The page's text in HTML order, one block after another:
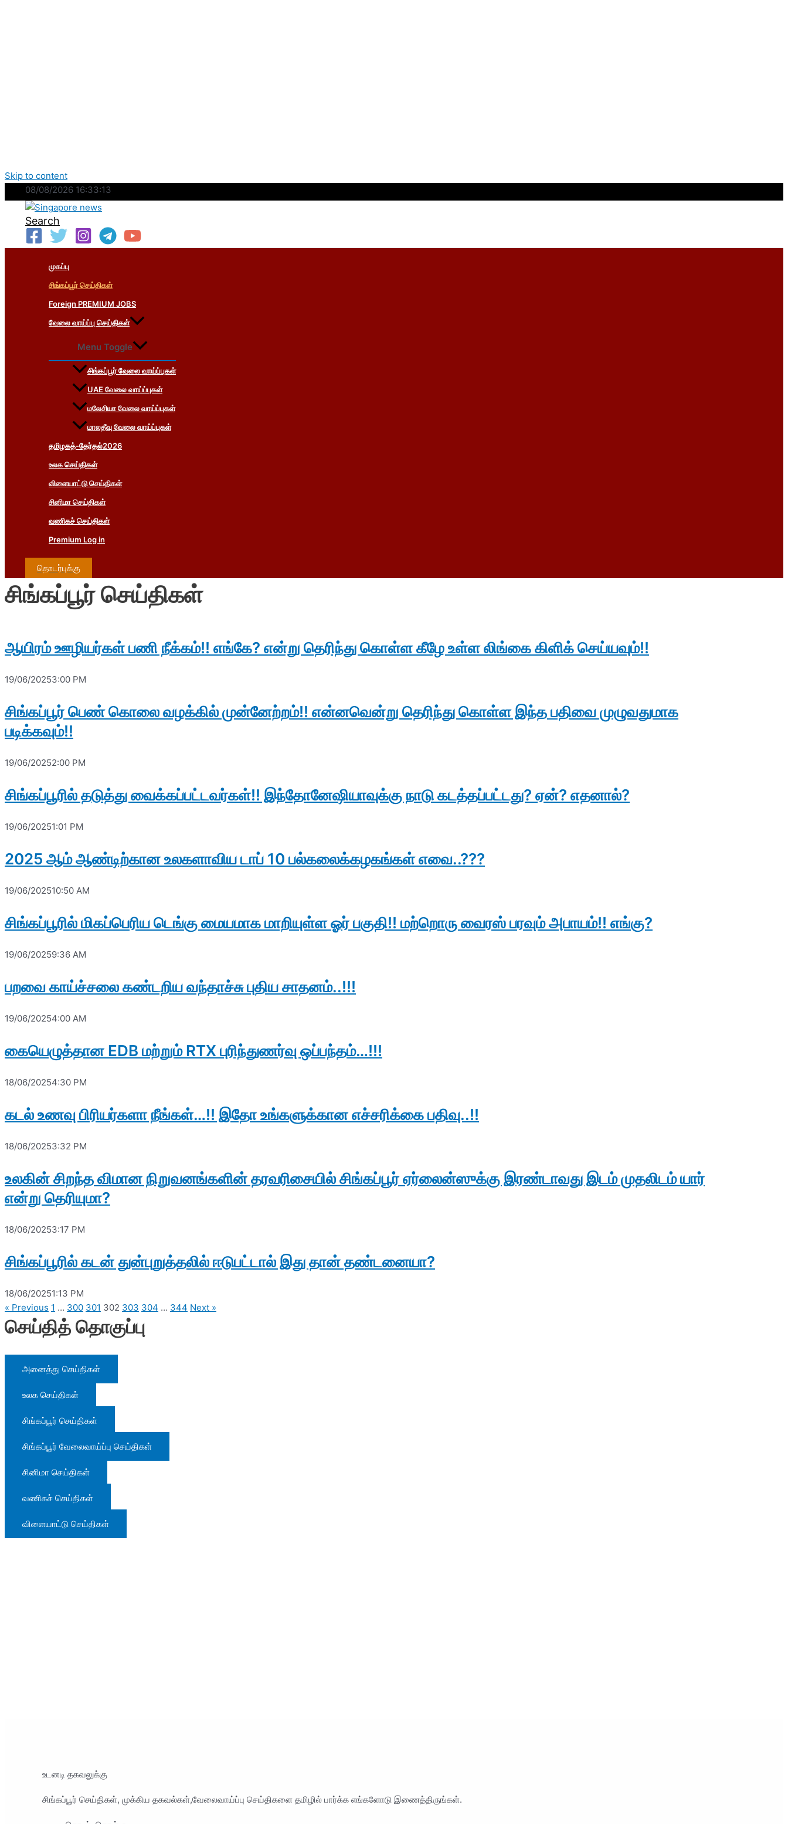
Skip to content
08/08/2026 16:33:13
Search
முகப்பு
சிங்கப்பூர் செய்திகள்
Foreign PREMIUM JOBS
வேலை வாய்ப்பு செய்திகள்
Menu Toggle
சிங்கப்பூர் வேலை வாய்ப்புகள்
UAE வேலை வாய்ப்புகள்
மலேசியா வேலை வாய்ப்புகள்
மாலதீவு வேலை வாய்ப்புகள்
தமிழகத்-தேர்தல்2026
உலக செய்திகள்
விளையாட்டு செய்திகள்
சினிமா செய்திகள்
வணிகச் செய்திகள்
Premium Log in
தொடர்புக்கு
சிங்கப்பூர் செய்திகள்
ஆயிரம் ஊழியர்கள் பணி நீக்கம்!! எங்கே? என்று தெரிந்து கொள்ள கீழே உள்ள லிங்கை கிளிக் செய்யவும்!!
19/06/20253:00 PM
சிங்கப்பூர் பெண் கொலை வழக்கில் முன்னேற்றம்!! என்னவென்று தெரிந்து கொள்ள இந்த பதிவை முழுவதுமாக
படிக்கவும்!!
19/06/20252:00 PM
சிங்கப்பூரில் தடுத்து வைக்கப்பட்டவர்கள்!! இந்தோனேஷியாவுக்கு நாடு கடத்தப்பட்டது? ஏன்? எதனால்?
19/06/20251:01 PM
2025 ஆம் ஆண்டிற்கான உலகளாவிய டாப் 10 பல்கலைக்கழகங்கள் எவை..???
19/06/202510:50 AM
சிங்கப்பூரில் மிகப்பெரிய டெங்கு மையமாக மாறியுள்ள ஓர் பகுதி!! மற்றொரு வைரஸ் பரவும் அபாயம்!! எங்கு?
19/06/20259:36 AM
பறவை காய்ச்சலை கண்டறிய வந்தாச்சு புதிய சாதனம்..!!!
19/06/20254:00 AM
கையெழுத்தான EDB மற்றும் RTX புரிந்துணர்வு ஒப்பந்தம்…!!!
18/06/20254:30 PM
கடல் உணவு பிரியர்களா நீங்கள்…!! இதோ உங்களுக்கான எச்சரிக்கை பதிவு..!!
18/06/20253:32 PM
உலகின் சிறந்த விமான நிறுவனங்களின் தரவரிசையில் சிங்கப்பூர் ஏர்லைன்ஸுக்கு இரண்டாவது இடம் முதலிடம் யார்
என்று தெரியுமா?
18/06/20253:17 PM
சிங்கப்பூரில் கடன் துன்புறுத்தலில் ஈடுபட்டால் இது தான் தண்டனையா?
18/06/20251:13 PM
« Previous 1 … 300 301 302 303 304 … 344 Next »
செய்தித் தொகுப்பு
அனைத்து செய்திகள்
உலக செய்திகள்
சிங்கப்பூர் செய்திகள்
சிங்கப்பூர் வேலைவாய்ப்பு செய்திகள்
சினிமா செய்திகள்
வணிகச் செய்திகள்
விளையாட்டு செய்திகள்
உடனடி தகவலுக்கு
சிங்கப்பூர் செய்திகள், முக்கிய தகவல்கள்,வேலைவாய்ப்பு செய்திகளை தமிழில் பார்க்க எங்களோடு இணைத்திருங்கள்.
தொடர்புகொள்ள